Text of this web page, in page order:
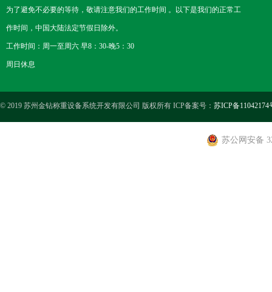
为了避免不必要的等待，敬请注意我们的工作时间 。以下是我们的正常工
作时间，中国大陆法定节假日除外。
工作时间：周一至周六 早8：30-晚5：30
周日休息
© 2019 苏州金钻称重设备系统开发有限公司 版权所有 ICP备案号： 苏ICP备11042174
苏公网安备